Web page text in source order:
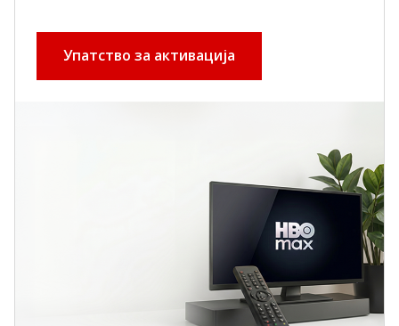
Упатство за активација